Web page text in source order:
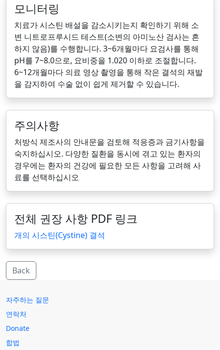
모니터링
치료가 시스틴 배설을 감소시키는지 확인하기 위해 소
변 니트로프루시드 테스트(소변의 아미노산 검사는 흔
하지 않음)를 수행합니다. 3~6개월마다 요검사를 통해
pH를 7~8.0으로, 요비중을 1.020 이하로 조절합니다.
6~12개월마다 의료 영상 촬영을 통해 작은 결석의 재발
을 감지하여 수술 없이 쉽게 제거할 수 있습니다.
주의사항
처방식 제조사의 안내문을 검토해 적응증과 금기사항을
숙지하십시오. 다양한 질환을 동시에 겪고 있는 환자의
경우에는 환자의 건강에 필요한 모든 사항을 고려해 사
료를 선택하십시오
전체 권장 사항 PDF 링크
개의 시스틴(Cystine) 결석
Back
자주하는 질문
연락처
Donate
합법